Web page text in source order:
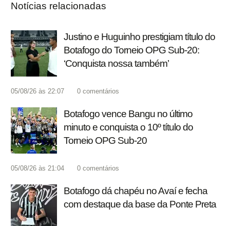
Notícias relacionadas
Justino e Huguinho prestigiam título do
Botafogo do Torneio OPG Sub-20:
‘Conquista nossa também’
05/08/26 às 22:07 0 comentários
Botafogo vence Bangu no último
minuto e conquista o 10º título do
Torneio OPG Sub-20
05/08/26 às 21:04 0 comentários
Botafogo dá chapéu no Avaí e fecha
com destaque da base da Ponte Preta